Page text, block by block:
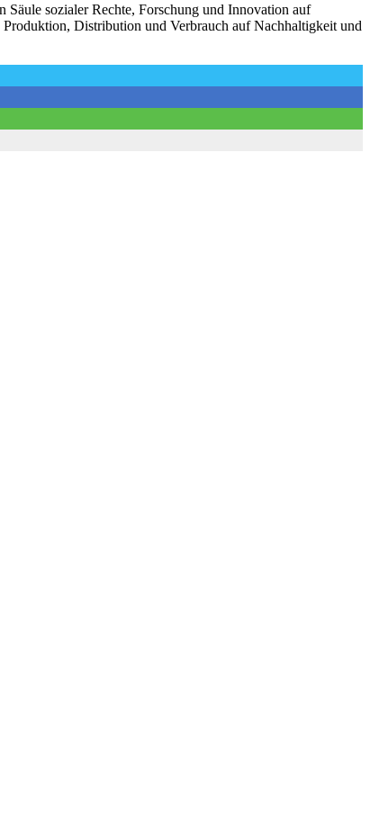
Säule sozialer Rechte, Forschung und Innovation auf
Distribution und Verbrauch auf Nachhaltigkeit und